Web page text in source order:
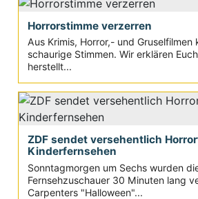
Horrorstimme verzerren
Aus Krimis, Horror,- und Gruselfilmen
schaurige Stimmen. Wir erklären
herstellt...
ZDF sendet versehentlich
Kinderfernsehen
Sonntagmorgen um Sechs wurden
Fernsehzuschauer 30 Minuten lang
Carpenters "Halloween"...